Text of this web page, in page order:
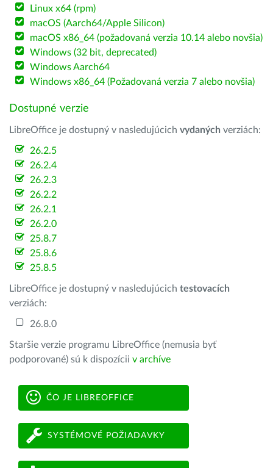
Linux x64 (rpm)
macOS (Aarch64/Apple Silicon)
macOS x86_64 (požadovaná verzia 10.14 alebo novšia)
Windows (32 bit, deprecated)
Windows Aarch64
Windows x86_64 (Požadovaná verzia 7 alebo novšia)
Dostupné verzie
LibreOffice je dostupný v nasledujúcich vydaných verziách:
26.2.5
26.2.4
26.2.3
26.2.2
26.2.1
26.2.0
25.8.7
25.8.6
25.8.5
LibreOffice je dostupný v nasledujúcich testovacích
verziách:
26.8.0
Staršie verzie programu LibreOffice (nemusia byť
podporované) sú k dispozícii v archíve
ČO JE LIBREOFFICE
SYSTÉMOVÉ POŽIADAVKY